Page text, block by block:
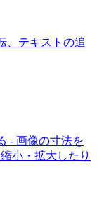
、テキストの追
- 画像の寸法を
小・拡大したり